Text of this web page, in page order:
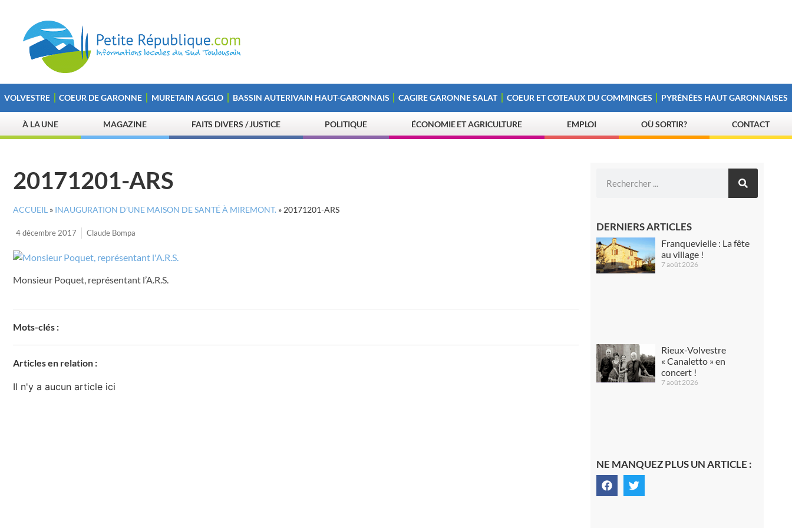
VOLVESTRE COEUR DE GARONNE MURETAIN AGGLO BASSIN AUTERIVAIN HAUT-GARONNAIS CAGIRE GARONNE SALAT COEUR ET COTEAUX DU COMMINGES PYRÉNÉES HAUT GARONNAISES
À LA UNE MAGAZINE FAITS DIVERS / JUSTICE POLITIQUE ÉCONOMIE ET AGRICULTURE EMPLOI OÙ SORTIR? CONTACT
20171201-ARS
ACCUEIL » INAUGURATION D’UNE MAISON DE SANTÉ À MIREMONT. » 20171201-ARS
4 décembre 2017 Claude Bompa
Monsieur Poquet, représentant l’A.R.S.
Mots-clés :
Articles en relation :
Il n'y a aucun article ici
DERNIERS ARTICLES
Franquevielle : La fête
au village !
7 août 2026
Rieux-Volvestre
« Canaletto » en
concert !
7 août 2026
NE MANQUEZ PLUS UN ARTICLE :